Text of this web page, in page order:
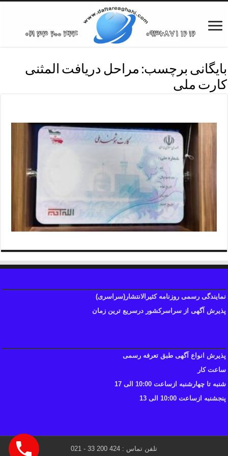
بایگانی برچسب: مراحل دریافت المثنی
کارت ملی
نمایندگی رسمی روزنامه کثیرالانتشار(سراسری)
پذیرش آگهی از سراسرکشور درسریع ترین زمان
پذیرش انواع آگهی طبق تعرفه رسمی
ساعت کار
شنبه تا چهارشنبه ازساعت 10:00 الی 17
پنجشنبه ازساعت 10:00 الی 13
تلفن تماس : 424 200 33 - 021